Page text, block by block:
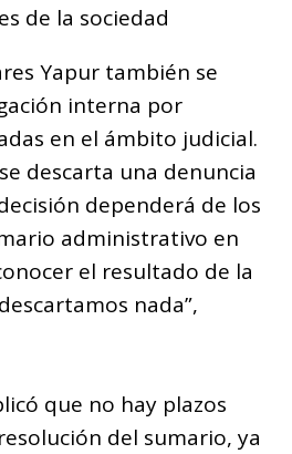
de la sociedad
Yapur también se
interna por
en el ámbito judicial.
descarta una denuncia
dependerá de los
administrativo en
el resultado de la
nada”,
que no hay plazos
del sumario, ya